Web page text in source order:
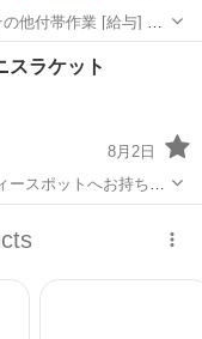
作業 [給与] 時
祭日は工場カレンダーによります [応募資格] 溶接の仕事...
ラケット
8月2日
スポットへお持ち込
ー用品、こども用品、
どが無料でまとめて持